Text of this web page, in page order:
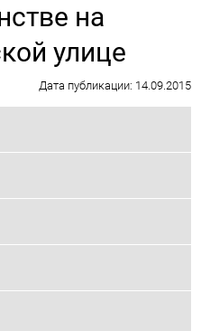
на
улице
Дата публикации: 14.09.2015